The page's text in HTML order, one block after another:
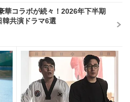
華コラボが続々！2026年下半期
韓共演ドラマ6選